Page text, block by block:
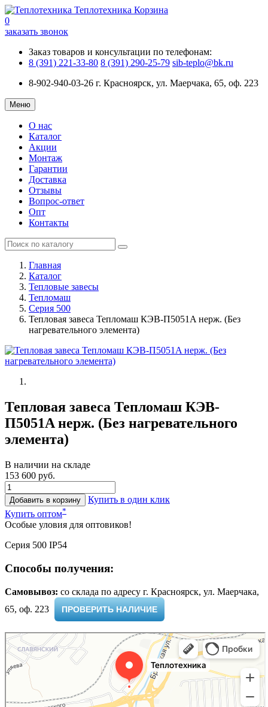
Теплотехника Корзина
0
заказать звонок
Заказ товаров и консультации по телефонам:
8 (391) 221-33-80 8 (391) 290-25-79 sib-teplo@bk.ru
8-902-940-03-26 г. Красноярск, ул. Маерчака, 65, оф. 223
Меню
О нас
Каталог
Акции
Монтаж
Гарантии
Доставка
Отзывы
Вопрос-ответ
Опт
Контакты
Главная
Каталог
Тепловые завесы
Тепломаш
Серия 500
Тепловая завеса Тепломаш КЭВ-П5051A нерж. (Без
нагревательного элемента)
Тепловая завеса Тепломаш КЭВ-
П5051A нерж. (Без нагревательного
элемента)
В наличии на складе
153 600 руб.
Добавить в корзину
Купить в один клик
Купить оптом*
Особые уловия для оптовиков!
Серия 500 IP54
Способы получения:
Самовывоз: cо склада по адресу г. Красноярск, ул. Маерчака,
65, оф. 223 ​
ПРОВЕРИТЬ НАЛИЧИЕ